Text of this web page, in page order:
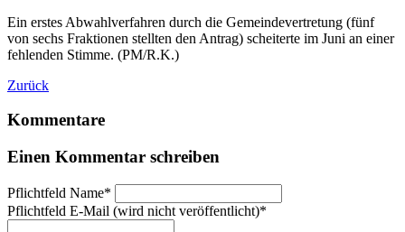
Ein erstes Abwahlverfahren durch die Gemeindevertretung (fünf
von sechs Fraktionen stellten den Antrag) scheiterte im Juni an einer
fehlenden Stimme. (PM/R.K.)
Zurück
Kommentare
Einen Kommentar schreiben
Pflichtfeld Name*
Pflichtfeld E-Mail (wird nicht veröffentlicht)*